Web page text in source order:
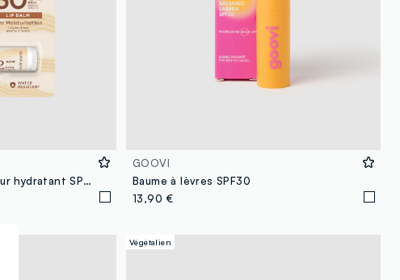
Baume à lèvres protecteur hydratant SPF 30 4 ml
GOOVI
Baume à lèvres SPF30
13,90 €
Végétalien